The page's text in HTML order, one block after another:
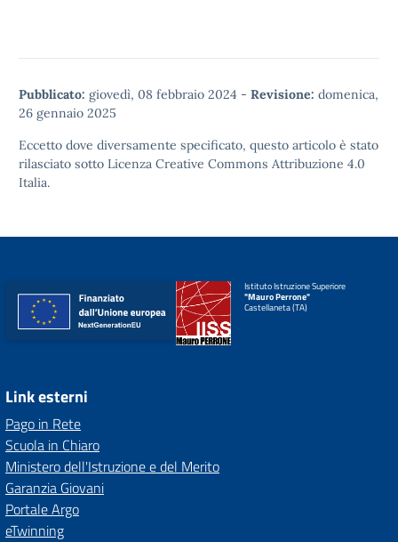
Pubblicato: giovedì, 08 febbraio 2024 - Revisione: domenica,
26 gennaio 2025
Eccetto dove diversamente specificato, questo articolo è stato
rilasciato sotto Licenza Creative Commons Attribuzione 4.0
Italia.
Istituto Istruzione Superiore
"Mauro Perrone"
Castellaneta (TA)
Link esterni
Pago in Rete
Scuola in Chiaro
Ministero dell'Istruzione e del Merito
Garanzia Giovani
Portale Argo
eTwinning